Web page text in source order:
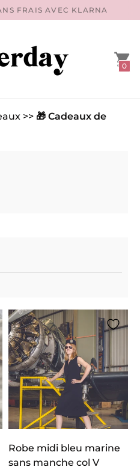
COMMANDE *
0
>> 🎁 Cadeaux de
Robe midi bleu marine
sans manche col V